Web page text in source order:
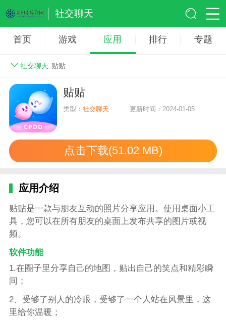
社交聊天
首页 游戏 应用 排行 专题
社交聊天 贴贴
贴贴
类型：社交聊天 更新时间：2024-01-05
点击下载(51.02 MB)
应用介绍
贴贴是一款与朋友互动的照片分享应用。使用桌面小工
具，您可以在所有朋友的桌面上发布共享的图片或视
频。
软件功能
1.在圈子里分享自己的地图，贴出自己的笑点和精彩瞬
间；
2、受够了别人的冷眼，受够了一个人站在风景里，这
里给你温暖；